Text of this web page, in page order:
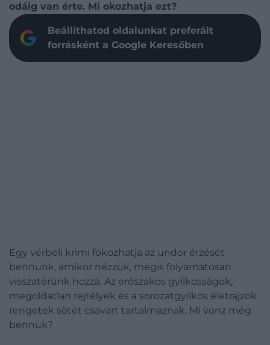
odáig van érte. Mi okozhatja ezt?
Beállíthatod oldalunkat preferált
forrásként a Google Keresőben
Egy vérbeli krimi fokozhatja az undor érzését
bennünk, amikor nézzük, mégis folyamatosan
visszatérünk hozzá. Az erőszakos gyilkosságok,
megoldatlan rejtélyek és a sorozatgyilkos életrajzok
rengetek sötét csavart tartalmaznak. Mi vonz még
bennük?